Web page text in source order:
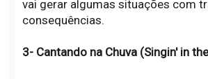
vai gerar algumas situações com
consequências.
3- Cantando na Chuva (Singin' in